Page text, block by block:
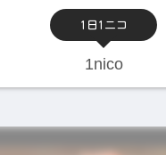
1日1ニコ
1nico